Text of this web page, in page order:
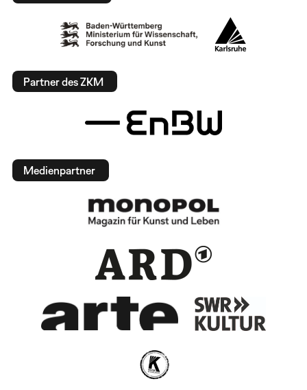
Partner des ZKM
Medienpartner